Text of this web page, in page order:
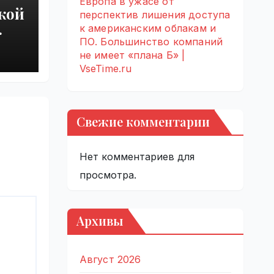
перспектив лишения доступа
к американским облакам и
ПО. Большинство компаний
не имеет «плана Б» |
VseTime.ru
Свежие комментарии
Нет комментариев для
просмотра.
Архивы
Август 2026